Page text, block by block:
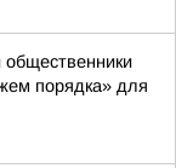
общественники
порядка» для